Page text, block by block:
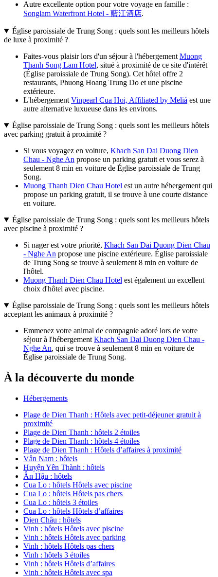
Autre excellente option pour votre voyage en famille :
Songlam Waterfront Hotel - 藍江酒店.
Église paroissiale de Trung Song : quels sont les meilleurs hôtels
de luxe à proximité ?
Faites-vous plaisir lors d'un séjour à l'hébergement Muong
Thanh Song Lam Hotel, situé à proximité de ce site d'intérêt
(Église paroissiale de Trung Song). Cet hôtel offre 2
restaurants, Phuong Hoang Trung Do et une piscine
extérieure.
L'hébergement Vinpearl Cua Hoi, Affiliated by Meliá est une
autre alternative luxueuse dans les environs.
Église paroissiale de Trung Song : quels sont les meilleurs hôtels
avec parking gratuit à proximité ?
Si vous voyagez en voiture, Khach San Dai Duong Dien
Chau - Nghe An propose un parking gratuit et vous serez à
seulement 8 min en voiture de Église paroissiale de Trung
Song.
Muong Thanh Dien Chau Hotel est un autre hébergement qui
propose un parking gratuit, il se trouve à une courte distance
en voiture.
Église paroissiale de Trung Song : quels sont les meilleurs hôtels
avec piscine à proximité ?
Si nager est votre priorité, Khach San Dai Duong Dien Chau
- Nghe An propose une piscine extérieure. Église paroissiale
de Trung Song se trouve à seulement 8 min en voiture de
l'hôtel.
Muong Thanh Dien Chau Hotel est également un excellent
choix d'hôtel avec piscine.
Église paroissiale de Trung Song : quels sont les meilleurs hôtels
acceptant les animaux à proximité ?
Emmenez votre animal de compagnie adoré lors de votre
séjour à l'hébergement Khach San Dai Duong Dien Chau -
Nghe An, qui se trouve à seulement 8 min en voiture de
Église paroissiale de Trung Song.
À la découverte du monde
Hébergements
Plage de Dien Thanh : Hôtels avec petit-déjeuner gratuit à
proximité
Plage de Dien Thanh : hôtels 2 étoiles
Plage de Dien Thanh : hôtels 4 étoiles
Plage de Dien Thanh : Hôtels d’affaires à proximité
Vân Nam : hôtels
Huyện Yên Thành : hôtels
Ân Hậu : hôtels
Cua Lo : hôtels Hôtels avec piscine
Cua Lo : hôtels Hôtels pas chers
Cua Lo : hôtels 3 étoiles
Cua Lo : hôtels Hôtels d’affaires
Dien Châu : hôtels
Vinh : hôtels Hôtels avec piscine
Vinh : hôtels Hôtels avec parking
Vinh : hôtels Hôtels pas chers
Vinh : hôtels 3 étoiles
Vinh : hôtels Hôtels d’affaires
Vinh : hôtels Hôtels avec spa